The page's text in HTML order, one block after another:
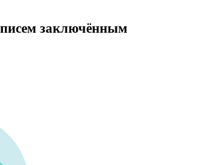
заключённым